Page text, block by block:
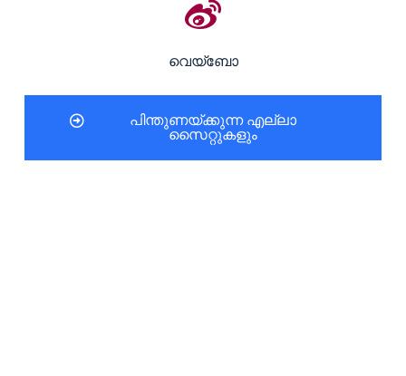
വെയ്ബോ
പിന്തുണയ്ക്കുന്ന എല്ലാ
സൈറ്റുകളും